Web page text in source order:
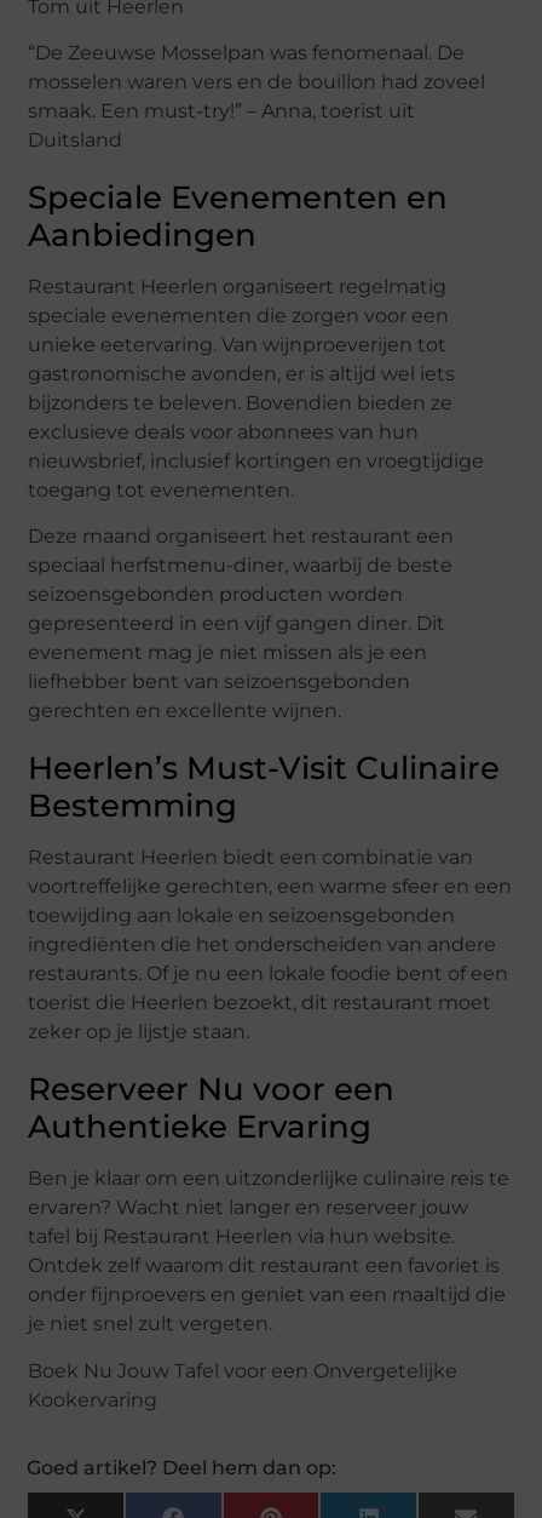
Tom uit Heerlen
“De Zeeuwse Mosselpan was fenomenaal. De
mosselen waren vers en de bouillon had zoveel
smaak. Een must-try!” – Anna, toerist uit
Duitsland
Speciale Evenementen en
Aanbiedingen
Restaurant Heerlen organiseert regelmatig
speciale evenementen die zorgen voor een
unieke eetervaring. Van wijnproeverijen tot
gastronomische avonden, er is altijd wel iets
bijzonders te beleven. Bovendien bieden ze
exclusieve deals voor abonnees van hun
nieuwsbrief, inclusief kortingen en vroegtijdige
toegang tot evenementen.
Deze maand organiseert het restaurant een
speciaal herfstmenu-diner, waarbij de beste
seizoensgebonden producten worden
gepresenteerd in een vijf gangen diner. Dit
evenement mag je niet missen als je een
liefhebber bent van seizoensgebonden
gerechten en excellente wijnen.
Heerlen’s Must-Visit Culinaire
Bestemming
Restaurant Heerlen biedt een combinatie van
voortreffelijke gerechten, een warme sfeer en een
toewijding aan lokale en seizoensgebonden
ingrediënten die het onderscheiden van andere
restaurants. Of je nu een lokale foodie bent of een
toerist die Heerlen bezoekt, dit restaurant moet
zeker op je lijstje staan.
Reserveer Nu voor een
Authentieke Ervaring
Ben je klaar om een uitzonderlijke culinaire reis te
ervaren? Wacht niet langer en reserveer jouw
tafel bij Restaurant Heerlen via hun website.
Ontdek zelf waarom dit restaurant een favoriet is
onder fijnproevers en geniet van een maaltijd die
je niet snel zult vergeten.
Boek Nu Jouw Tafel voor een Onvergetelijke
Kookervaring
Goed artikel? Deel hem dan op: